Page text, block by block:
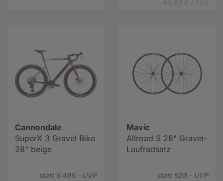
Cannondale
SuperX 3 Gravel Bike
28" beige
statt 5.499.-UVP
Mavic
Allroad S 28" Gravel-
Laufradsatz
statt 529.-UVP